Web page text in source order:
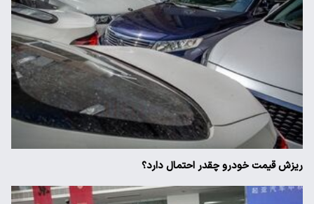
ریزش قیمت خودرو چقدر احتمال دارد؟